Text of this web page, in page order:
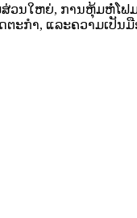
ວນໃຫຍ່, ການຫຸ້ມຫໍ່ໂຟ
ກໍາ, ແລະຄວາມເປັນ